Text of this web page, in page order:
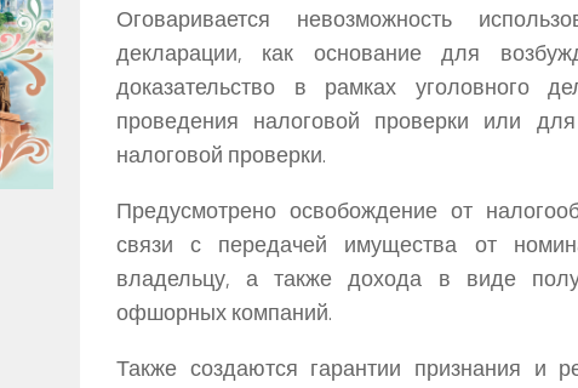
Оговаривается невозможность
декларации, как основание для
доказательство в рамках уголовного
проведения налоговой проверки или
налоговой проверки.
Предусмотрено освобождение от
связи с передачей имущества от
владельцу, а также дохода в виде
офшорных компаний.
Также создаются гарантии признания и